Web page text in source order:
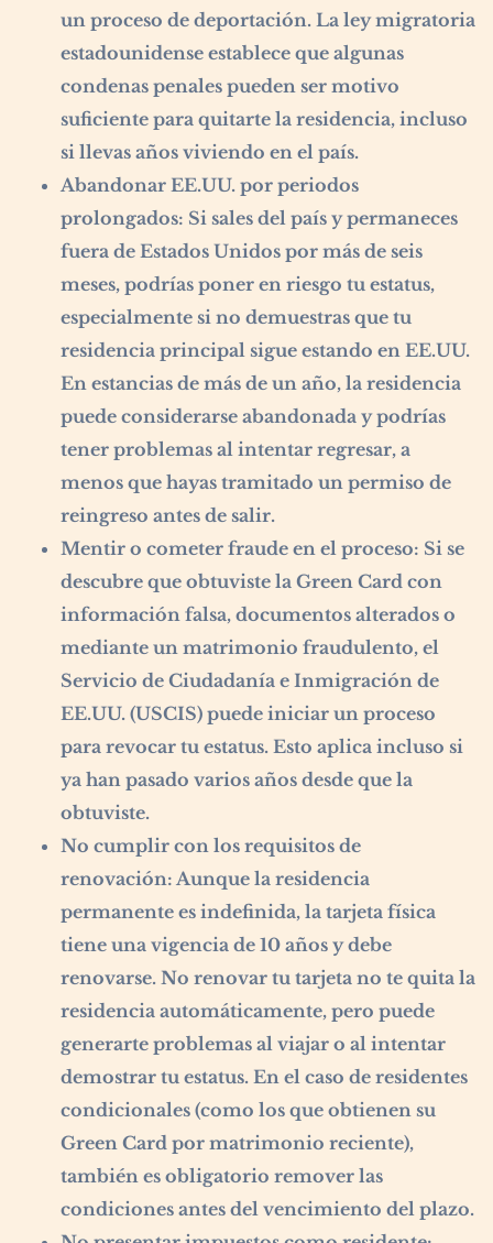
un proceso de deportación. La ley migratoria
estadounidense establece que algunas
condenas penales pueden ser motivo
suficiente para quitarte la residencia, incluso
si llevas años viviendo en el país.
Abandonar EE.UU. por periodos
prolongados: Si sales del país y permaneces
fuera de Estados Unidos por más de seis
meses, podrías poner en riesgo tu estatus,
especialmente si no demuestras que tu
residencia principal sigue estando en EE.UU.
En estancias de más de un año, la residencia
puede considerarse abandonada y podrías
tener problemas al intentar regresar, a
menos que hayas tramitado un permiso de
reingreso antes de salir.
Mentir o cometer fraude en el proceso: Si se
descubre que obtuviste la Green Card con
información falsa, documentos alterados o
mediante un matrimonio fraudulento, el
Servicio de Ciudadanía e Inmigración de
EE.UU. (USCIS) puede iniciar un proceso
para revocar tu estatus. Esto aplica incluso si
ya han pasado varios años desde que la
obtuviste.
No cumplir con los requisitos de
renovación: Aunque la residencia
permanente es indefinida, la tarjeta física
tiene una vigencia de 10 años y debe
renovarse. No renovar tu tarjeta no te quita la
residencia automáticamente, pero puede
generarte problemas al viajar o al intentar
demostrar tu estatus. En el caso de residentes
condicionales (como los que obtienen su
Green Card por matrimonio reciente),
también es obligatorio remover las
condiciones antes del vencimiento del plazo.